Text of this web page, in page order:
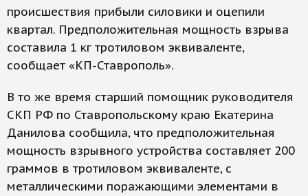
происшествия прибыли силовики и оцепили
квартал. Предположительная мощность взрыва
составила 1 кг тротиловом эквиваленте,
сообщает «КП-Ставрополь».
В то же время старший помощник руководителя
СКП РФ по Ставропольскому краю Екатерина
Данилова сообщила, что предположительная
мощность взрывного устройства составляет 200
граммов в тротиловом эквиваленте, с
металлическими поражающими элементами в